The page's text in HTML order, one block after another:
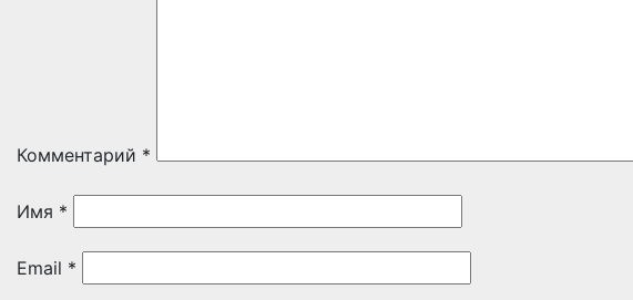
Комментарий *
Имя *
Email *